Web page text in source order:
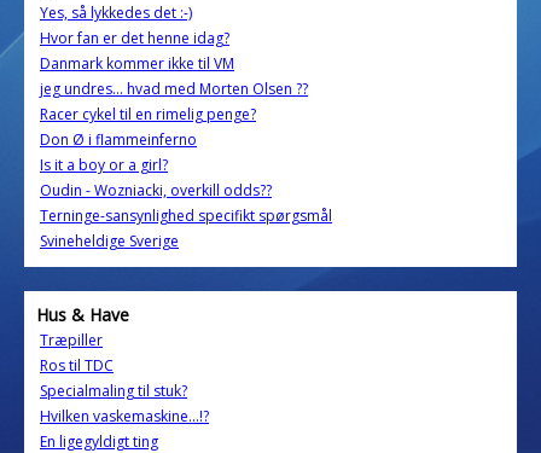
Yes, så lykkedes det :-)
Hvor fan er det henne idag?
Danmark kommer ikke til VM
jeg undres... hvad med Morten Olsen ??
Racer cykel til en rimelig penge?
Don Ø i flammeinferno
Is it a boy or a girl?
Oudin - Wozniacki, overkill odds??
Terninge-sansynlighed specifikt spørgsmål
Svineheldige Sverige
Hus & Have
Træpiller
Ros til TDC
Specialmaling til stuk?
Hvilken vaskemaskine...!?
En ligegyldigt ting